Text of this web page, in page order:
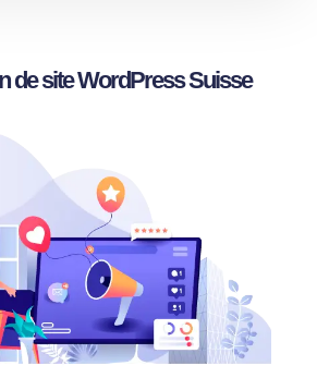
de site WordPress Suisse